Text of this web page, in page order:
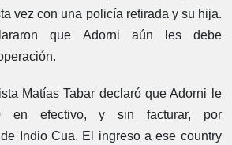
vez con una policía retirada y su hija.
que Adorni aún les debe
Matías Tabar declaró que Adorni le
en efectivo, y sin facturar, por
Indio Cua. El ingreso a ese country